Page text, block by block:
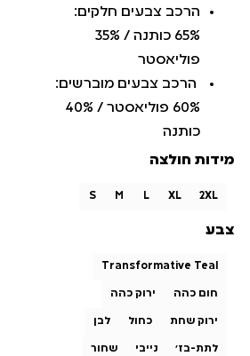
הרכב צבעים חלקים:
65% כותנה / 35%
פוליאסטר
הרכב צבעים מוברשים:
60% פוליאסטר / 40%
כותנה
מידות חולצה
2XL
XL
L
M
S
צבע
Transformative Teal
חום כהה ירוק כהה
ירוק שחת כחול לבן
לתת-בז' נייבי שחור